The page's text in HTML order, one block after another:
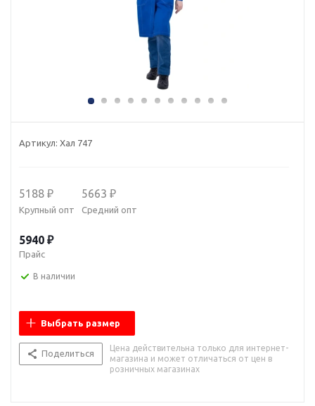
Артикул: Хал 747
5188 ₽
Крупный опт
5663 ₽
Средний опт
5940 ₽
Прайс
В наличии
Выбрать размер
Поделиться
Цена действительна только для интернет-
магазина и может отличаться от цен в
розничных магазинах